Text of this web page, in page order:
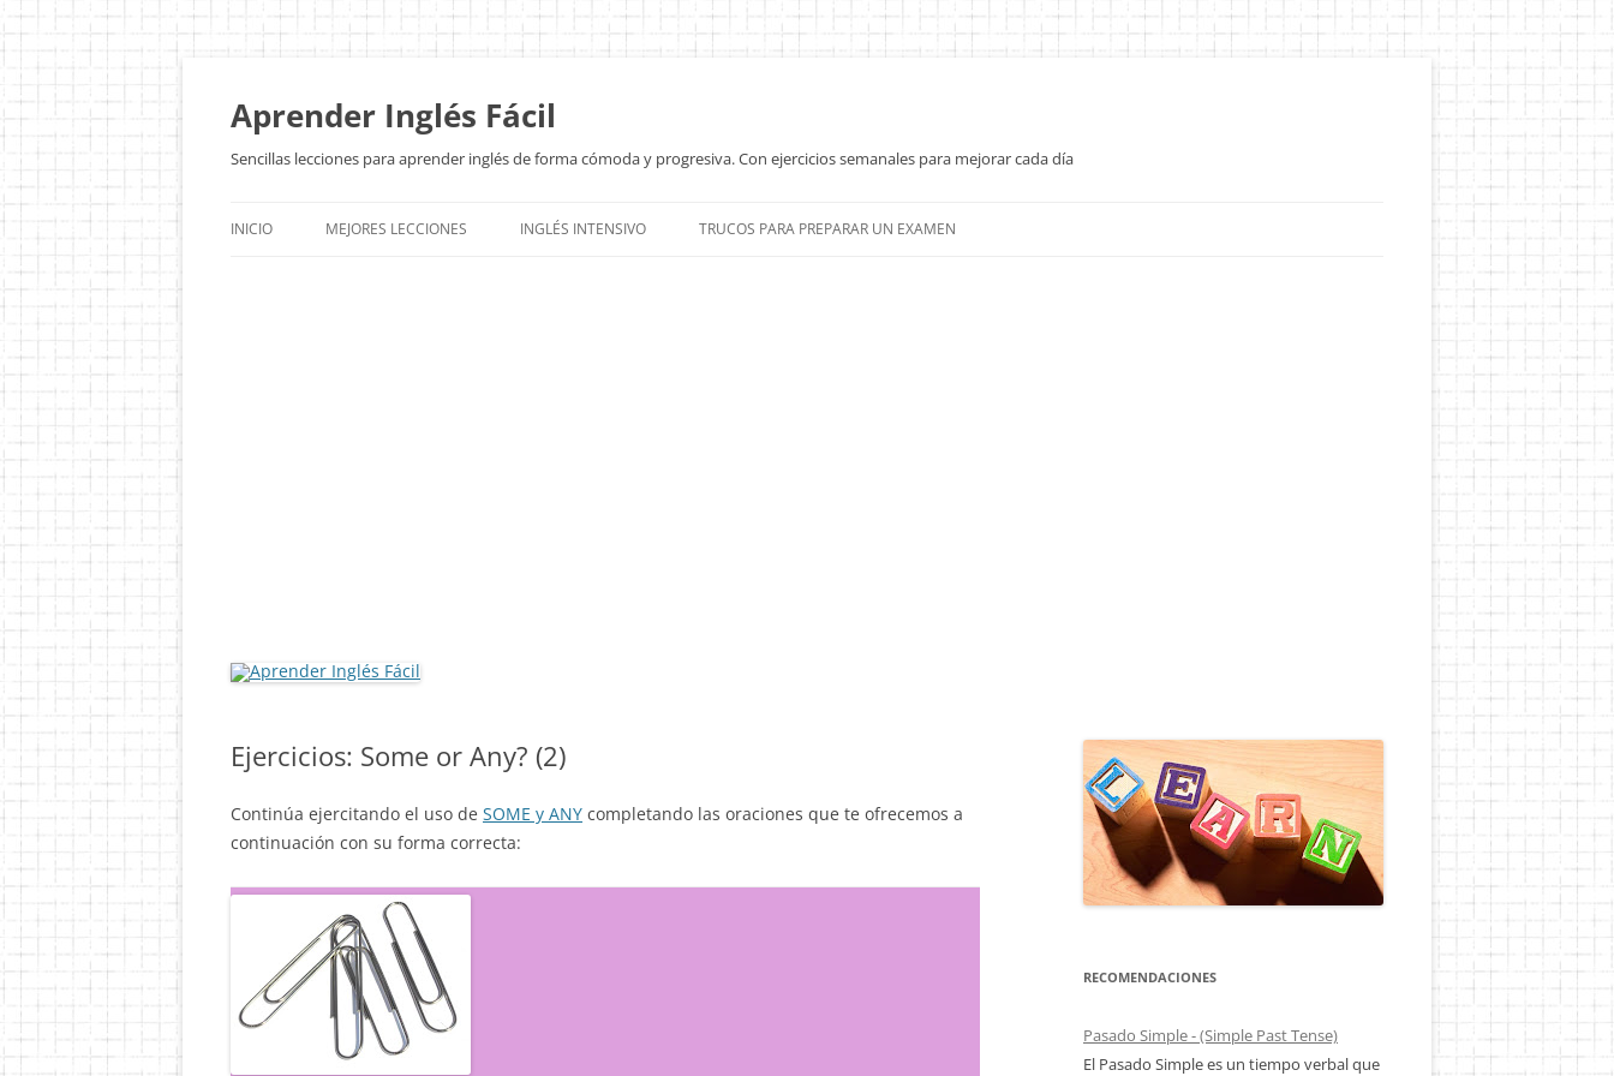
Aprender Inglés Fácil
Sencillas lecciones para aprender inglés de forma cómoda y progresiva. Con ejercicios semanales para mejorar cada día
al
INICIO MEJORES LECCIONES INGLÉS INTENSIVO TRUCOS PARA PREPARAR UN EXAMEN
Ejercicios: Some or Any? (2)
Continúa ejercitando el uso de SOME y ANY completando las oraciones que te ofrecemos a
continuación con su forma correcta:
RECOMENDACIONES
Pasado Simple - (Simple Past Tense)
El Pasado Simple es un tiempo verbal que